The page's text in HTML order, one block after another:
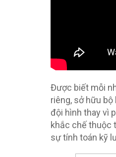
Được biết mỗi
riêng, sở hữu
đội hình thay vì
khắc chế thuộc
sự tính toán kỹ